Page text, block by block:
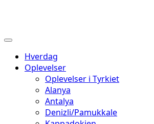
Hverdag
Oplevelser
Oplevelser i Tyrkiet
Alanya
Antalya
Denizli/Pamukkale